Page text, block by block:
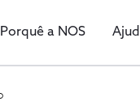
Porquê a NOS